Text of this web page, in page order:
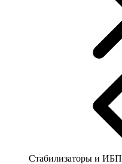
Стабилизаторы и ИБП